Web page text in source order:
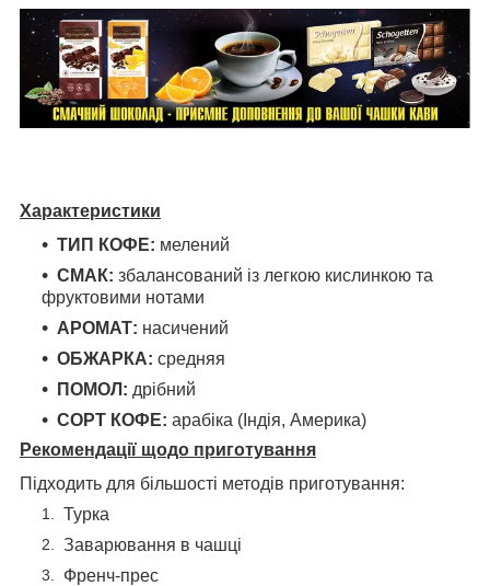
Характеристики
ТИП КОФЕ: мелений
СМАК: збалансований із легкою кислинкою та
фруктовими нотами
АРОМАТ: насичений
ОБЖАРКА: средняя
ПОМОЛ: дрібний
СОРТ КОФЕ: арабіка (Індія, Америка)
Рекомендації щодо приготування
Підходить для більшості методів приготування:
Турка
Заварювання в чашці
Френч-прес